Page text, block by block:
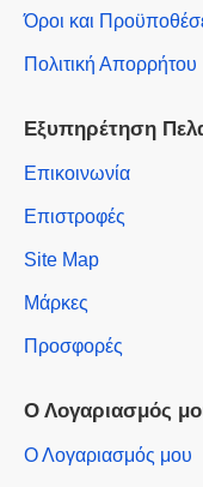
Όροι και
Πολιτική Απορρήτου
Εξυπηρέτηση
Επικοινωνία
Επιστροφές
Site Map
Μάρκες
Προσφορές
Ο Λογαριασμός
Ο Λογαριασμός μου